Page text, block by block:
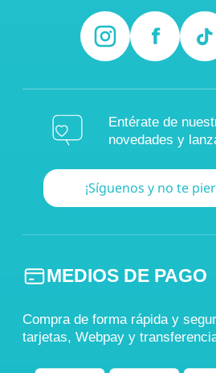
Entérate de
novedades y
¡Síguenos y no te
MEDIOS DE PAGO
Compra de forma rápida y
tarjetas, Webpay y